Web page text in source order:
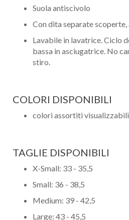
Suola antiscivolo
Con dita separate scoperte,
Lavabile in lavatrice. Ciclo
bassa in asciugatrice. No
stiro.
COLORI DISPONIBILI
colori assortiti visualizzabili
TAGLIE DISPONIBILI
X-Small: 33 - 35,5
Small: 36 - 38,5
Medium: 39 - 42,5
Large: 43 - 45,5